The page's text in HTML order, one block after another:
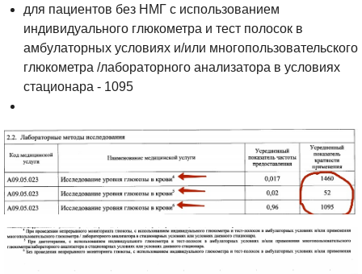
для пациентов без НМГ с использованием
индивидуального глюкометра и тест полосок в
амбулаторных условиях и/или многопользовательского
глюкометра /лабораторного анализатора в условиях
стационара - 1095